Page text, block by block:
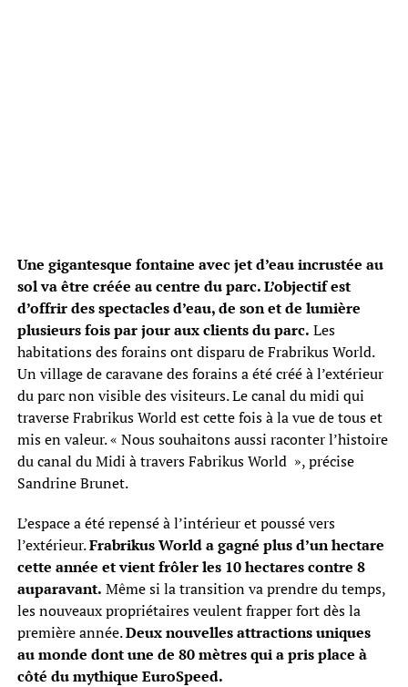
Une gigantesque fontaine avec jet d’eau incrustée au
sol va être créée au centre du parc. L’objectif est
d’offrir des spectacles d’eau, de son et de lumière
plusieurs fois par jour aux clients du parc. Les
habitations des forains ont disparu de Frabrikus World.
Un village de caravane des forains a été créé à l’extérieur
du parc non visible des visiteurs. Le canal du midi qui
traverse Frabrikus World est cette fois à la vue de tous et
mis en valeur. « Nous souhaitons aussi raconter l’histoire
du canal du Midi à travers Fabrikus World », précise
Sandrine Brunet.
L’espace a été repensé à l’intérieur et poussé vers
l’extérieur.Frabrikus World a gagné plus d’un hectare
cette année et vient frôler les 10 hectares contre 8
auparavant. Même si la transition va prendre du temps,
les nouveaux propriétaires veulent frapper fort dès la
première année.Deux nouvelles attractions uniques
au monde dont une de 80 mètres qui a pris place à
côté du mythique EuroSpeed.